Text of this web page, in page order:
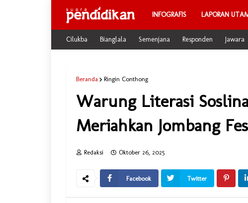
INFOGRAFIS LAPORAN
Cilukba Bianglala Semenjana Responden Jawara
Beranda Ringin Conthong
Warung Literasi
Meriahkan Jombang
Redaksi Oktober 26, 2025
Facebook Twitter